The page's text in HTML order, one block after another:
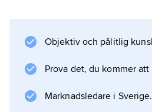
upptäckte en viktig grupp
huvudsakliga
Ålands yngre järnålder och
av skriftliga källor och
Objektiv och pålitlig
Prova det, du kommer
Marknadsledare i Sverige.